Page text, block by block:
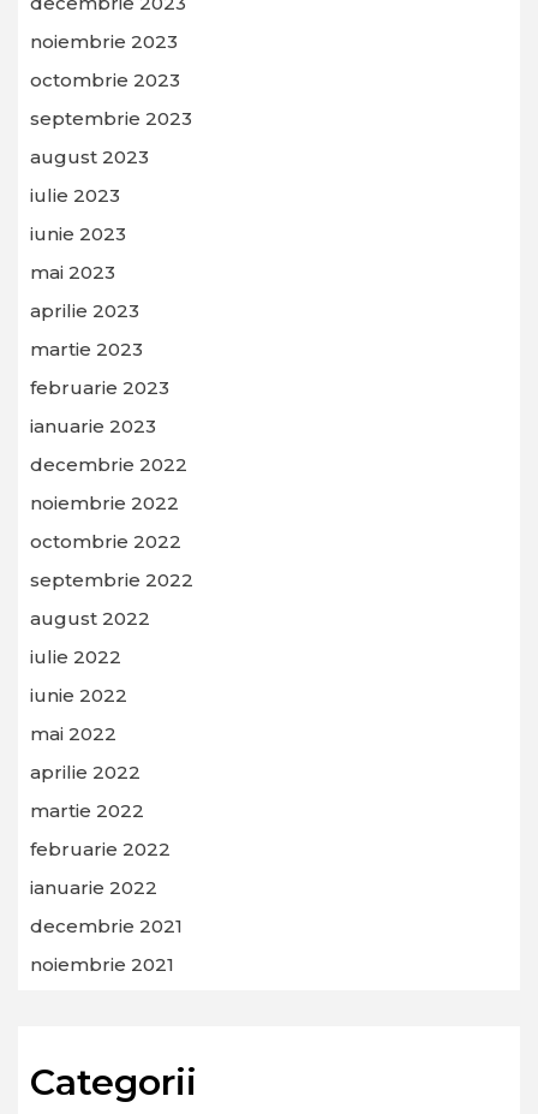
noiembrie 2023
octombrie 2023
septembrie 2023
august 2023
iulie 2023
iunie 2023
mai 2023
aprilie 2023
martie 2023
februarie 2023
ianuarie 2023
decembrie 2022
noiembrie 2022
octombrie 2022
septembrie 2022
august 2022
iulie 2022
iunie 2022
mai 2022
aprilie 2022
martie 2022
februarie 2022
ianuarie 2022
decembrie 2021
noiembrie 2021
Categorii